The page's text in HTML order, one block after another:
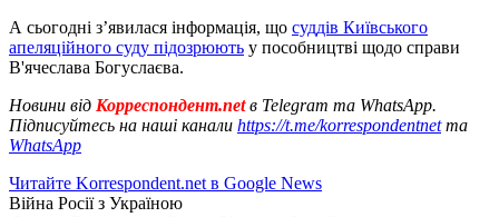
А сьогодні з’явилася інформація, що суддів Київського
апеляційного суду підозрюють у пособництві щодо справи
В'ячеслава Богуслаєва.
Новини від Корреспондент.netв Telegram та WhatsApp.
Підписуйтесь на наші канали https://t.me/korrespondentnetта
WhatsApp
Читайте Korrespondent.net в Google News
Війна Росії з Україною